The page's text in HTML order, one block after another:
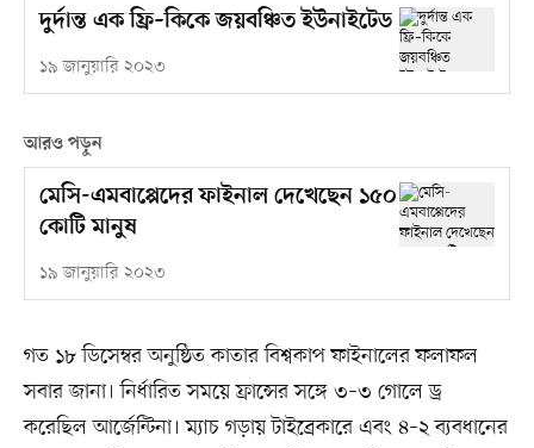
দুর্দান্ত এক ফ্রি–কিকে জয়বঞ্চিত ইউনাইটেড
১৯ জানুয়ারি ২০২৩
আরও পড়ুন
মেসি-এমবাপ্পেদের ফাইনাল দেখেছেন ১৫০
কোটি মানুষ
১৯ জানুয়ারি ২০২৩
গত ১৮ ডিসেম্বর অনুষ্ঠিত কাতার বিশ্বকাপ ফাইনালের ফলাফল
সবার জানা। নির্ধারিত সময়ে ফ্রান্সের সঙ্গে ৩–৩ গোলে ড্র
করেছিল আর্জেন্টিনা। ম্যাচ গড়ায় টাইব্রেকারে এবং ৪–২ ব্যবধানের